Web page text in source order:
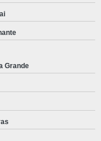
Grande